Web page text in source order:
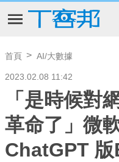
首頁 AI/大數據
2023.02.08 11:42
「是時候對
革命了」微
ChatGPT